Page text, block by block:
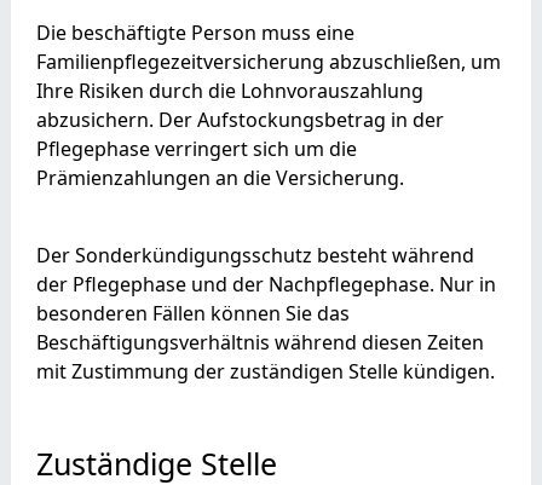
Die beschäftigte Person muss eine
Familienpflegezeitversicherung abzuschließen, um
Ihre Risiken durch die Lohnvorauszahlung
abzusichern. Der Aufstockungsbetrag in der
Pflegephase verringert sich um die
Prämienzahlungen an die Versicherung.
Der Sonderkündigungsschutz besteht während
der Pflegephase und der Nachpflegephase. Nur in
besonderen Fällen können Sie das
Beschäftigungsverhältnis während diesen Zeiten
mit Zustimmung der zuständigen Stelle kündigen.
Zuständige Stelle